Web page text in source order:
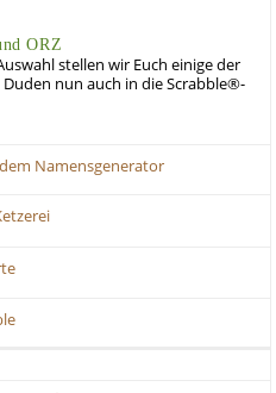
ORZ
stellen wir Euch einige der
nun auch in die Scrabble®-
Namensgenerator